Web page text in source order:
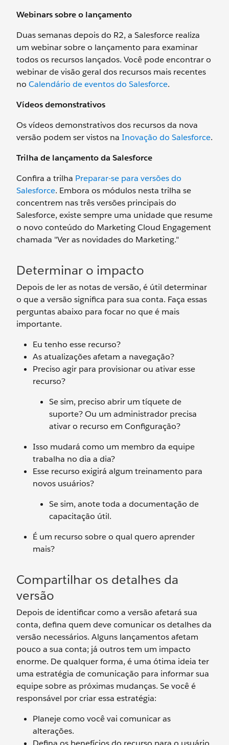
Webinars sobre o lançamento
Duas semanas depois do R2, a Salesforce realiza
um webinar sobre o lançamento para examinar
todos os recursos lançados. Você pode encontrar o
webinar de visão geral dos recursos mais recentes
no Calendário de eventos do Salesforce.
Vídeos demonstrativos
Os vídeos demonstrativos dos recursos da nova
versão podem ser vistos na Inovação do Salesforce.
Trilha de lançamento da Salesforce
Confira a trilha Preparar-se para versões do
Salesforce. Embora os módulos nesta trilha se
concentrem nas três versões principais do
Salesforce, existe sempre uma unidade que resume
o novo conteúdo do Marketing Cloud Engagement
chamada "Ver as novidades do Marketing."
Determinar o impacto
Depois de ler as notas de versão, é útil determinar
o que a versão significa para sua conta. Faça essas
perguntas abaixo para focar no que é mais
importante.
Eu tenho esse recurso?
As atualizações afetam a navegação?
Preciso agir para provisionar ou ativar esse
recurso?
Se sim, preciso abrir um tíquete de
suporte? Ou um administrador precisa
ativar o recurso em Configuração?
Isso mudará como um membro da equipe
trabalha no dia a dia?
Esse recurso exigirá algum treinamento para
novos usuários?
Se sim, anote toda a documentação de
capacitação útil.
É um recurso sobre o qual quero aprender
mais?
Compartilhar os detalhes da
versão
Depois de identificar como a versão afetará sua
conta, defina quem deve comunicar os detalhes da
versão necessários. Alguns lançamentos afetam
pouco a sua conta; já outros tem um impacto
enorme. De qualquer forma, é uma ótima ideia ter
uma estratégia de comunicação para informar sua
equipe sobre as próximas mudanças. Se você é
responsável por criar essa estratégia:
Planeje como você vai comunicar as
alterações.